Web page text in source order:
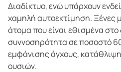
Διαδίκτυο, ενώ υπάρχουν
χαμηλή αυτοεκτίμηση. Ξένες
άτομα που είναι εθισμένα
συννοσηρότητα σε ποσοστό
εμφάνισης άγχους,
ουσιών.